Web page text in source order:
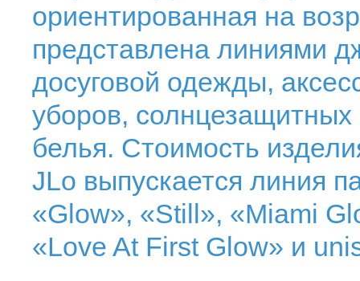
ориентированная на
представлена линиями
досуговой одежды,
уборов, солнцезащитных
белья. Стоимость
JLo выпускается линия
«Glow», «Still», «Miami
«Love At First Glow» и